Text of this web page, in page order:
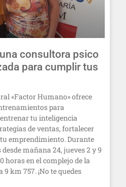
consultora psico
para cumplir tus
«Factor Humano» ofrece
para
tu inteligencia
de ventas, fortalecer
emprendimiento. Durante
mañana 24, jueves 2 y 9
horas en el complejo de la
km 757. ¡No te quedes